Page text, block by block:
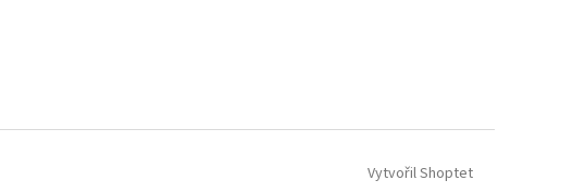
Vytvořil Shoptet